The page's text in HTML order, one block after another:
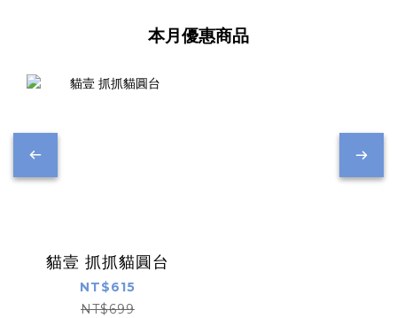
本月優惠商品
貓壹 抓抓貓圓台
NT$615
NT$699